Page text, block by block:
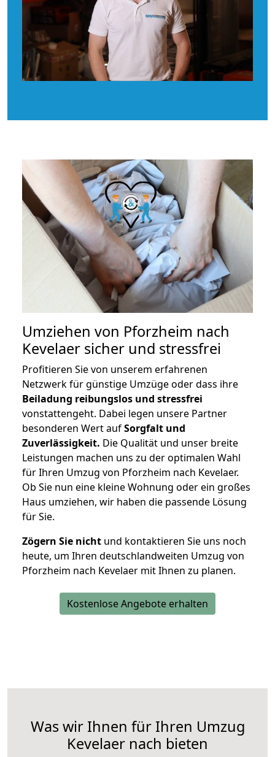
Umziehen von Pforzheim nach
Kevelaer sicher und stressfrei
Profitieren Sie von unserem erfahrenen
Netzwerk für günstige Umzüge oder dass ihre
Beiladung reibungslos und stressfrei
vonstattengeht. Dabei legen unsere Partner
besonderen Wert aufSorgfalt und
Zuverlässigkeit. Die Qualität und unser breite
Leistungen machen uns zu der optimalen Wahl
für Ihren Umzug von Pforzheim nach Kevelaer.
Ob Sie nun eine kleine Wohnung oder ein großes
Haus umziehen, wir haben die passende Lösung
für Sie.
Zögern Sie nicht und kontaktieren Sie uns noch
heute, um Ihren deutschlandweiten Umzug von
Pforzheim nach Kevelaer mit Ihnen zu planen.
Kostenlose Angebote erhalten
Was wir Ihnen für Ihren Umzug
Kevelaer nach bieten